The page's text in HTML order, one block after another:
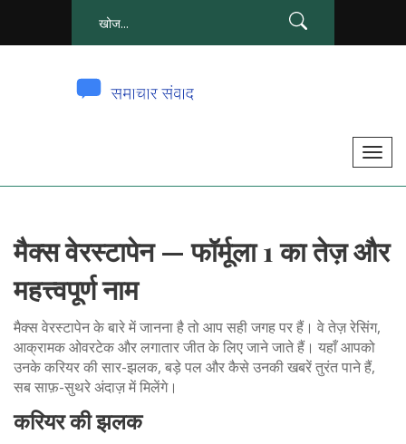
टॉ
सं
त
क
र
मैक्स वेरस्टापेन — फॉर्मूला 1 का तेज़ और
महत्त्वपूर्ण नाम
मैक्स वेरस्टापेन के बारे में जानना है तो आप सही जगह पर हैं। वे तेज़ रेसिंग,
आक्रामक ओवरटेक और लगातार जीत के लिए जाने जाते हैं। यहाँ आपको
उनके करियर की सार-झलक, बड़े पल और कैसे उनकी खबरें तुरंत पाने हैं,
सब साफ़-सुथरे अंदाज़ में मिलेंगे।
करियर की झलक